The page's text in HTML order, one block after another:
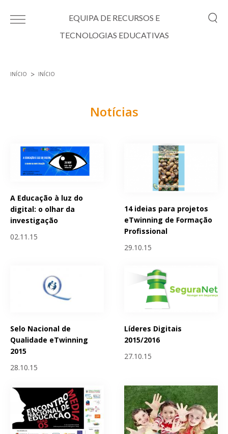
EQUIPA DE RECURSOS E
TECNOLOGIAS EDUCATIVAS
INÍCIO INÍCIO
Notícias
A Educação à luz do
digital: o olhar da
investigação
02.11.15
14 ideias para projetos
eTwinning de Formação
Profissional
29.10.15
Selo Nacional de
Qualidade eTwinning
2015
28.10.15
Líderes Digitais
2015/2016
27.10.15
Páginas